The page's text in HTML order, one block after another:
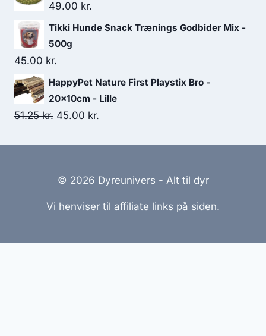
49.00 kr.
Tikki Hunde Snack Trænings Godbider Mix -
500g
45.00 kr.
HappyPet Nature First Playstix Bro -
20x10cm - Lille
51.25kr. Den
51.25 kr..
45.00 kr.
45.00 kr..
© 2026 Dyreunivers - Alt til dyr
Vi henviser til affiliate links på siden.